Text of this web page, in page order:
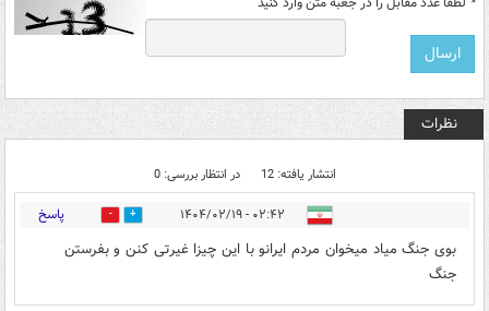
نظرات
انتشار یافته: 12 در انتظار بررسی: 0
۰۲:۴۲ - ۱۴۰۴/۰۲/۱۹ 0 پاسخ
بوی جنگ میاد میخوان مردم ایرانو با این چیزا غیرتی کنن و بفرستن
جنگ